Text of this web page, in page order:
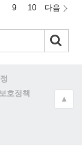
9 10 다음
호정책
▲